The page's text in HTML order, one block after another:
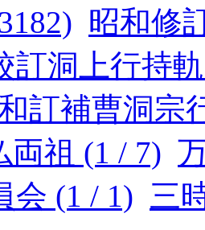
昭和修
訂洞上行持
訂補曹洞宗
両祖 (1 / 7)
会 (1 / 1) 三